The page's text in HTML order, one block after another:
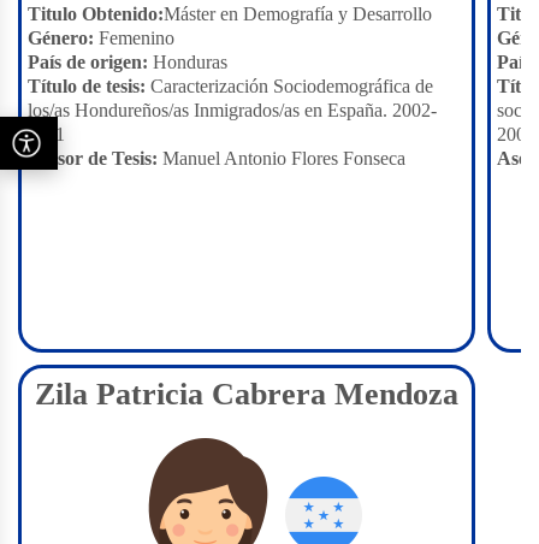
Titulo Obtenido:Máster en Demografía y Desarrollo
Género: Femenino
País de origen: Honduras
Título de tesis: Caracterización Sociodemográfica de
los/as Hondureños/as Inmigrados/as en España. 2002-
2011
Asesor de Tesis: Manuel Antonio Flores Fonseca
País
Zila Patricia Cabrera Mendoza